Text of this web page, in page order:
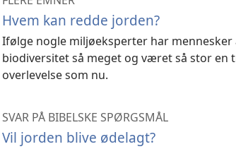
Hvem kan redde jorden?
Ifølge nogle miljøeksperter har
biodiversitet så meget og været så stor en
overlevelse som nu.
SVAR PÅ BIBELSKE SPØRGSMÅL
Vil jorden blive ødelagt?